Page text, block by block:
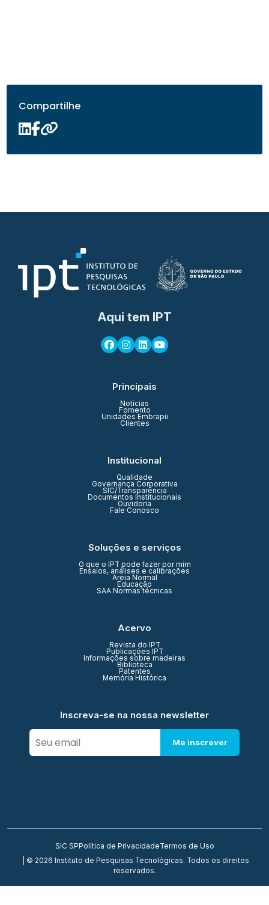
Compartilhe
Aqui tem IPT
Principais
Notícias
Fomento
Unidades Embrapii
Clientes
Institucional
Qualidade
Governança Corporativa
SIC/Transparência
Documentos Institucionais
Ouvidoria
Fale Conosco
Soluções e serviços
O que o IPT pode fazer por mim
Ensaios, análises e calibrações
Areia Normal
Educação
SAA Normas técnicas
Acervo
Revista do IPT
Publicações IPT
Informações sobre madeiras
Biblioteca
Patentes
Memória Histórica
Inscreva-se na nossa newsletter
Me inscrever
SIC SP Política de PrivacidadeTermos de Uso
| © 2026 Instituto de Pesquisas Tecnológicas. Todos os direitos
reservados.